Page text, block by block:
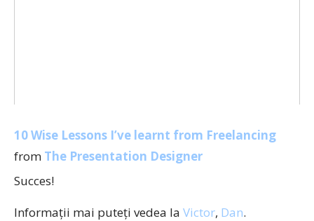
10 Wise Lessons I’ve learnt from Freelancing
from The Presentation Designer
Succes!
Informaţii mai puteţi vedea la Victor, Dan.